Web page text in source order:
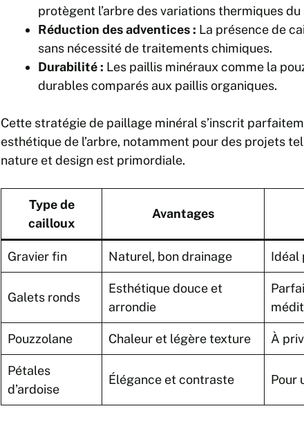
protègent l’arbre des variations thermiques du
Réduction des adventices : La présence de
sans nécessité de traitements chimiques.
Durabilité : Les paillis minéraux comme la
durables comparés aux paillis organiques.
Cette stratégie de paillage minéral s’inscrit
esthétique de l’arbre, notamment pour des projets
nature et design est primordiale.
Type de
cailloux
Avantages
Gravier fin Naturel, bon drainage Idéal
Galets ronds
Esthétique douce et
arrondie
Pouzzolane Chaleur et légère texture À
Pétales
d’ardoise
Élégance et contraste Pour